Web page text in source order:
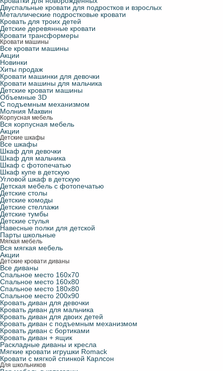
Двуспальные кровати для подростков и взрослых
Металлические подростковые кровати
Кровать для троих детей
Детские деревянные кровати
Кровати трансформеры
Кровати машины
Все кровати машины
Акции
Новинки
Хиты продаж
Кровати машинки для девочки
Кровати машины для мальчика
Детские кровати машины
Объемные 3D
С подъемным механизмом
Молния Маквин
Корпусная мебель
Вся корпусная мебель
Акции
Детские шкафы
Все шкафы
Шкаф для девочки
Шкаф для мальчика
Шкаф с фотопечатью
Шкаф купе в детскую
Угловой шкаф в детскую
Детская мебель с фотопечатью
Детские столы
Детские комоды
Детские стеллажи
Детские тумбы
Детские стулья
Навесные полки для детской
Парты школьные
Мягкая мебель
Вся мягкая мебель
Акции
Детские кровати диваны
Все диваны
Спальное место 160х70
Спальное место 160х80
Спальное место 180х80
Спальное место 200х90
Кровать диван для девочки
Кровать диван для мальчика
Кровать диван для двоих детей
Кровать диван с подъемным механизмом
Кровать диван с бортиками
Кровать диван + ящик
Раскладные диваны и кресла
Мягкие кровати игрушки Romack
Кровати с мягкой спинкой Карлсон
Для школьников